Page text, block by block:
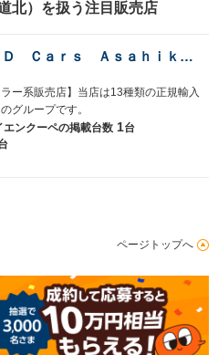
北）を扱う注目販売店
ＭＩＤ．α ＧＲＯＵＰ ＭＩＤ Ｃａｒｓ Ａｓａｈｉｋａｗａ／（株）ＭＩＤ北海道
ラー系販売店】当店は13種類の正規輸入
グループです。
エンクーペの掲載台数 1台
ページトップへ